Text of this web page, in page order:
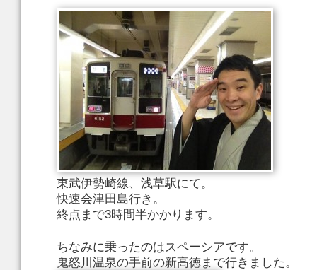
東武伊勢崎線、浅草駅にて。
快速会津田島行き。
終点まで3時間半かかります。
ちなみに乗ったのはスペーシアです。
鬼怒川温泉の手前の新高徳まで行きました。